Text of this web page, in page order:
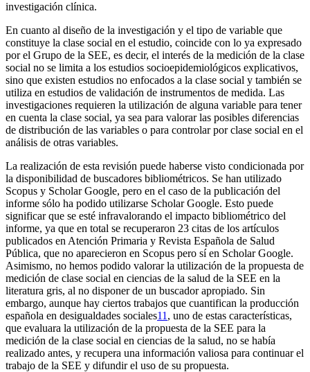
investigación clínica.
En cuanto al diseño de la investigación y el tipo de variable que
constituye la clase social en el estudio, coincide con lo ya expresado
por el Grupo de la SEE, es decir, el interés de la medición de la clase
social no se limita a los estudios socioepidemiológicos explicativos,
sino que existen estudios no enfocados a la clase social y también se
utiliza en estudios de validación de instrumentos de medida. Las
investigaciones requieren la utilización de alguna variable para tener
en cuenta la clase social, ya sea para valorar las posibles diferencias
de distribución de las variables o para controlar por clase social en el
análisis de otras variables.
La realización de esta revisión puede haberse visto condicionada por
la disponibilidad de buscadores bibliométricos. Se han utilizado
Scopus y Scholar Google, pero en el caso de la publicación del
informe sólo ha podido utilizarse Scholar Google. Esto puede
significar que se esté infravalorando el impacto bibliométrico del
informe, ya que en total se recuperaron 23 citas de los artículos
publicados en Atención Primaria y Revista Española de Salud
Pública, que no aparecieron en Scopus pero sí en Scholar Google.
Asimismo, no hemos podido valorar la utilización de la propuesta de
medición de clase social en ciencias de la salud de la SEE en la
literatura gris, al no disponer de un buscador apropiado. Sin
embargo, aunque hay ciertos trabajos que cuantifican la producción
española en desigualdades sociales11 , uno de estas características,
que evaluara la utilización de la propuesta de la SEE para la
medición de la clase social en ciencias de la salud, no se había
realizado antes, y recupera una información valiosa para continuar el
trabajo de la SEE y difundir el uso de su propuesta.